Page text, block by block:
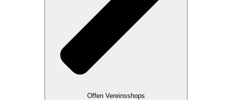
Offen Vereinsshops